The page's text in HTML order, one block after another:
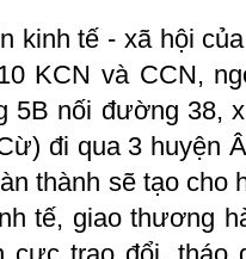
kinh tế - xã hội
KCN và CCN,
5B nối đường 38,
đi qua 3 huyện
thành sẽ tạo cho
tế, giao thương